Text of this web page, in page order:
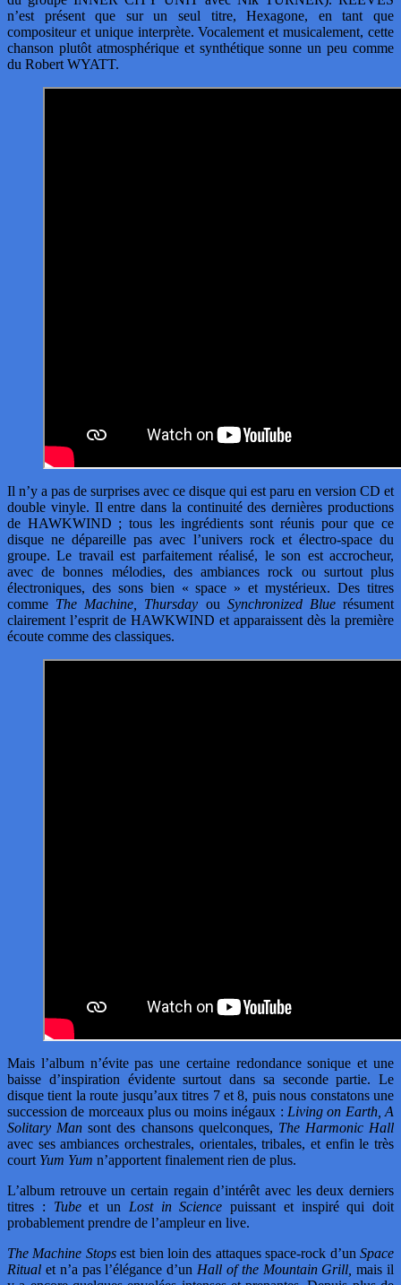
n’est présent que sur un seul titre, Hexagone, en tant que
compositeur et unique interprète. Vocalement et musicalement, cette
chanson plutôt atmosphérique et synthétique sonne un peu comme
du Robert WYATT.
Il n’y a pas de surprises avec ce disque qui est paru en version CD et
double vinyle. Il entre dans la continuité des dernières productions
de HAWKWIND ; tous les ingrédients sont réunis pour que ce
disque ne dépareille pas avec l’univers rock et électro-space du
groupe. Le travail est parfaitement réalisé, le son est accrocheur,
avec de bonnes mélodies, des ambiances rock ou surtout plus
électroniques, des sons bien « space » et mystérieux. Des titres
comme The Machine, Thursday ou Synchronized Bluerésument
clairement l’esprit de HAWKWIND et apparaissent dès la première
écoute comme des classiques.
Mais l’album n’évite pas une certaine redondance sonique et une
baisse d’inspiration évidente surtout dans sa seconde partie. Le
disque tient la route jusqu’aux titres 7 et 8, puis nous constatons une
succession de morceaux plus ou moins inégaux : Living on Earth, A
Solitary Man sont des chansons quelconques, The Harmonic Hall
avec ses ambiances orchestrales, orientales, tribales, et enfin le très
court Yum Yum n’apportent finalement rien de plus.
L’album retrouve un certain regain d’intérêt avec les deux derniers
titres : Tubeet un Lost in Science puissant et inspiré qui doit
probablement prendre de l’ampleur en live.
The Machine Stopsest bien loin des attaques space-rock d’unSpace
Ritual et n’a pas l’élégance d’un Hall of the Mountain Grill, mais il